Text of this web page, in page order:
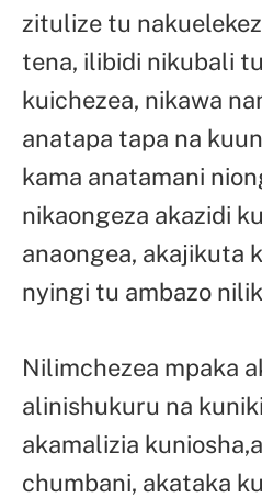
zitulize tu
tena, ilibidi nikubali
kuichezea, nikawa
anatapa tapa na
kama anatamani
nikaongeza akazidi
anaongea, akajikuta
nyingi tu ambazo
Nilimchezea mpaka
alinishukuru na
akamalizia
chumbani, akataka